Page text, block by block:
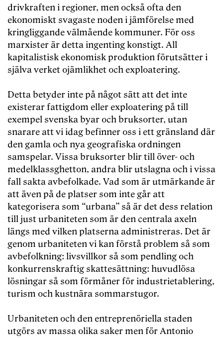
drivkraften i regioner, men också ofta den
ekonomiskt svagaste noden i jämförelse med
kringliggande välmående kommuner. För oss
marxister är detta ingenting konstigt. All
kapitalistisk ekonomisk produktion förutsätter i
själva verket ojämlikhet och exploatering.
Detta betyder inte på något sätt att det inte
existerar fattigdom eller exploatering på till
exempel svenska byar och bruksorter, utan
snarare att vi idag befinner oss i ett gränsland där
den gamla och nya geografiska ordningen
samspelar. Vissa bruksorter blir till över- och
medelklassghetton, andra blir utslagna och i vissa
fall sakta avbefolkade. Vad som är utmärkande är
att även på de platser som inte går att
kategorisera som “urbana” så är det dess relation
till just urbaniteten som är den centrala axeln
längs med vilken platserna administreras. Det är
genom urbaniteten vi kan förstå problem så som
avbefolkning: livsvillkor så som pendling och
konkurrenskraftig skattesättning: huvudlösa
lösningar så som förmåner för industrietablering,
turism och kustnära sommarstugor.
Urbaniteten och den entreprenöriella staden
utgörs av massa olika saker men för Antonio